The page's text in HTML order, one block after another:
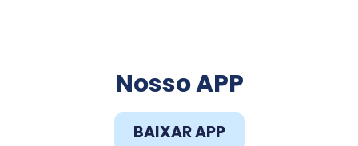
Nosso APP
BAIXAR APP